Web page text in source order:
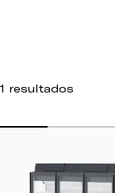
1 resultados